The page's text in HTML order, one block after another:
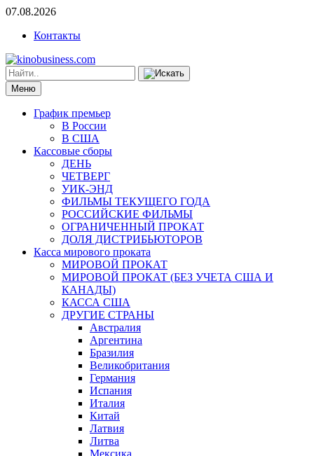
07.08.2026
Контакты
Меню
График премьер
В России
В США
Кассовые сборы
ДЕНЬ
ЧЕТВЕРГ
УИК-ЭНД
ФИЛЬМЫ ТЕКУЩЕГО ГОДА
РОССИЙСКИЕ ФИЛЬМЫ
ОГРАНИЧЕННЫЙ ПРОКАТ
ДОЛЯ ДИСТРИБЬЮТОРОВ
Касса мирового проката
МИРОВОЙ ПРОКАТ
МИРОВОЙ ПРОКАТ (БЕЗ УЧЕТА США И
КАНАДЫ)
КАССА США
ДРУГИЕ СТРАНЫ
Австралия
Аргентина
Бразилия
Великобритания
Германия
Испания
Италия
Китай
Латвия
Литва
Мексика